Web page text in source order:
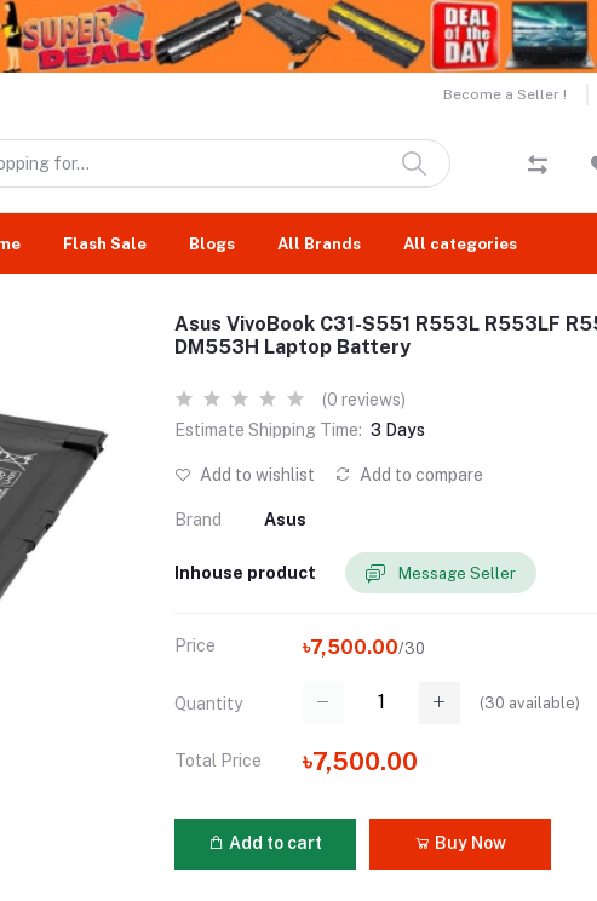
Become a Seller !
Flash Sale Blogs All Brands All categories
Asus VivoBook C31-S551 R553L R553LF
DM553H Laptop Battery
(0 reviews)
Estimate Shipping Time: 3 Days
Add to wishlist Add to compare
Brand Asus
Inhouse product Message Seller
Price ৳7,500.00/30
Quantity (30 available)
Total Price ৳7,500.00
Add to cart Buy Now